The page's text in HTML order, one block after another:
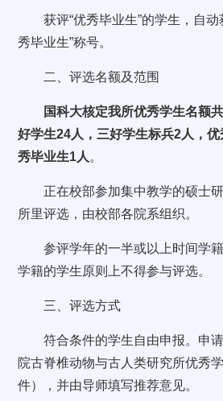
获评“优秀毕业生”的学生，自
秀毕业生”称号。
二、评选名额及范围
国科大核定我所优秀学生名额
好学生24人，三好学生标兵2人，
秀毕业生1人 。
正在校部参加集中教学的硕士
所里评选，由校部各院系组织。
参评学年的一半或以上时间学
学籍的学生原则上不得参与评选。
三、评选方式
符合条件的学生自由申报。申
院古脊椎动物与古人类研究所优秀
件），并由导师填写推荐意见。